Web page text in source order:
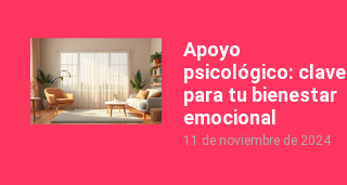
Apoyo
psicológico: clave
para tu bienestar
emocional
11 de noviembre de 2024